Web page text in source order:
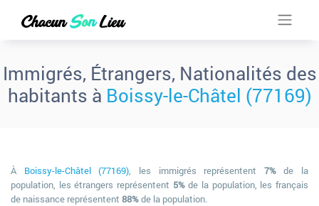
Immigrés, Étrangers, Nationalités des
habitants à Boissy-le-Châtel (77169)
À Boissy-le-Châtel (77169), les immigrés représentent 7%de la
population, les étrangers représentent 5%de la population, les français
de naissance représentent 88%de la population.